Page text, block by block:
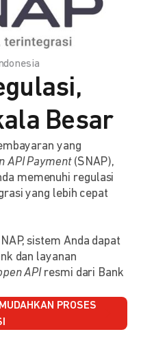
Besar
yang
API Payment(SNAP),
memenuhi regulasi
yang lebih cepat
sistem Anda dapat
dan layanan
APIresmi dari Bank
PROSES